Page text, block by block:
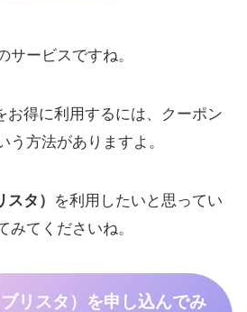
サービスですね。
お得に利用するには、クーポン
う方法がありますよ。
タ）
を利用したいと思ってい
みてくださいね。
リスタ） を申し込んでみ